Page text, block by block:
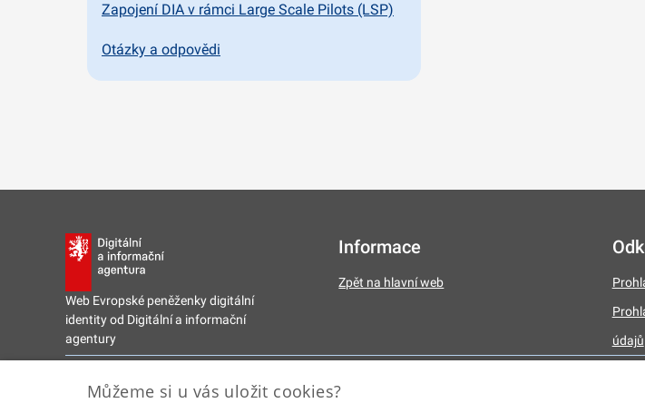
Zapojení DIA v rámci Large Scale Pilots (LSP)
Otázky a odpovědi
Web Evropské peněženky digitální
identity od Digitální a informační
agentury
Informace
Zpět na hlavní web
údajů
Můžeme si u vás uložit cookies?